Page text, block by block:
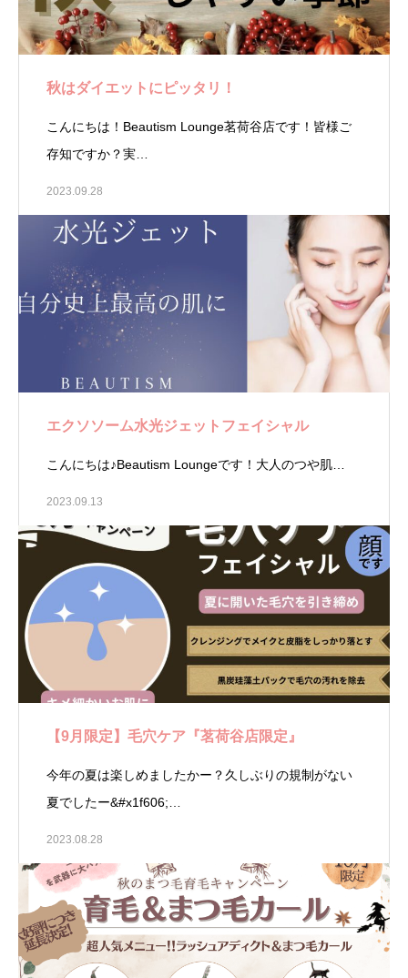
秋はダイエットにピッタリ！
こんにちは！Beautism Lounge茗荷谷店です！皆様ご
存知ですか？実…
2023.09.28
エクソソーム水光ジェットフェイシャル
こんにちは♪Beautism Loungeです！大人のつや肌…
2023.09.13
【9月限定】毛穴ケア『茗荷谷店限定』
今年の夏は楽しめましたかー？久しぶりの規制がない
夏でしたー&#x1f606;…
2023.08.28